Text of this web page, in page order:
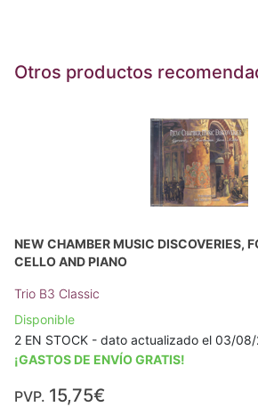
Otros productos
NEW CHAMBER MUSIC DISCOVERIES,
CELLO AND PIANO
Trio B3 Classic
Disponible
2 EN STOCK - dato actualizado el 03/
¡GASTOS DE ENVÍO GRATIS!
PVP. 15,75€